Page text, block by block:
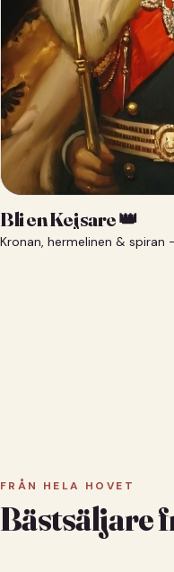
Bli en Kejsare 👑
Kronan, hermelinen & spiran
FRÅN HELA HOVET
Bästsäljare